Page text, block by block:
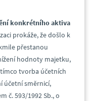
konkrétního aktiva
prokáže, že došlo k
přestanou
hodnoty majetku,
tvorba účetních
účetní směrnicí,
č. 593/1992 Sb., o